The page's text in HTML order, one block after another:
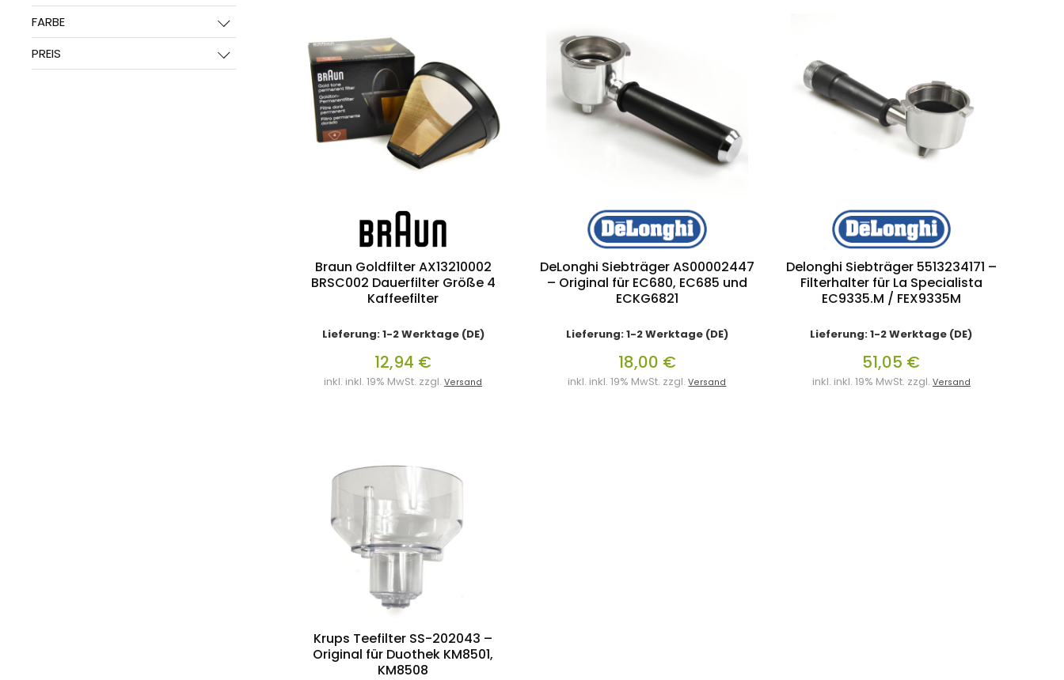
FARBE
PREIS
Braun Goldfilter AX13210002
BRSC002 Dauerfilter Größe 4
Kaffeefilter
Lieferung: 1-2 Werktage (DE)
12,94 €
inkl. inkl. 19% MwSt. zzgl. Versand
DeLonghi Siebträger AS00002447
– Original für EC680, EC685 und
ECKG6821
Lieferung: 1-2 Werktage (DE)
18,00 €
inkl. inkl. 19% MwSt. zzgl.Versand
Delonghi Siebträger 5513234171 –
Filterhalter für La Specialista
EC9335.M / FEX9335M
Lieferung: 1-2 Werktage (DE)
51,05 €
inkl. inkl. 19% MwSt. zzgl. Versand
Krups Teefilter SS-202043 –
Original für Duothek KM8501,
KM8508